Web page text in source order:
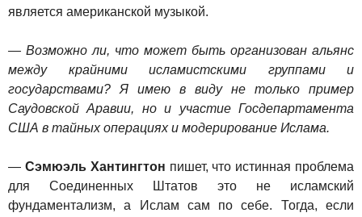
является американской музыкой.
— Возможно ли, что может быть организован альянс
между крайними исламистскими группами и
государствами? Я имею в виду не только пример
Саудовской Аравии, но и участие Госдепартамента
США в тайных операциях и модерирование Ислама.
— Сэмюэль Хантингтон пишет, что истинная проблема
для Соединенных Штатов это не исламский
фундаментализм, а Ислам сам по себе. Тогда, если